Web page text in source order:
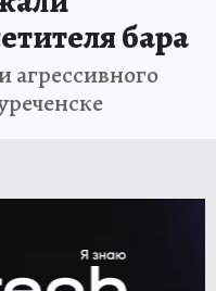
бара
агрессивного